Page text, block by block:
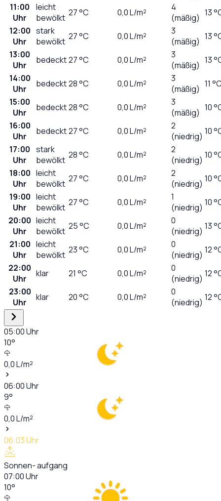
11:00
Uhr
leicht
bewölkt 27°C 0,0L/m²
4
(mäßig) 13
12:00
Uhr
stark
bewölkt 27°C 0,0L/m²
3
(mäßig) 13
13:00
Uhr
bedeckt27°C 0,0L/m²
3
(mäßig) 13
14:00
Uhr
bedeckt28°C 0,0L/m²
3
(mäßig) 11
15:00
Uhr
bedeckt28°C 0,0L/m²
3
(mäßig) 10
16:00
Uhr
bedeckt27°C 0,0L/m²
2
(niedrig) 10
17:00
Uhr
stark
bewölkt 28°C 0,0L/m²
2
(niedrig) 10
18:00
Uhr
leicht
bewölkt 27°C 0,0L/m²
2
(niedrig) 10
19:00
Uhr
leicht
bewölkt 27°C 0,0L/m²
1
(niedrig) 10
20:00
Uhr
leicht
bewölkt 25°C 0,0L/m²
0
(niedrig) 13
21:00
Uhr
leicht
bewölkt 23°C 0,0L/m²
0
(niedrig) 12
22:00
Uhr
klar 21 °C 0,0L/m²
0
(niedrig) 12
23:00
Uhr
klar 20°C 0,0L/m²
0
(niedrig) 12
05:00Uhr
10°
0,0L/m²
06:00Uhr
9°
0,0L/m²
06:03Uhr
Sonnen- aufgang
07:00Uhr
10°